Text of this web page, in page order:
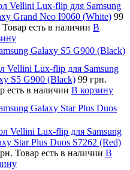
Vellini Lux-flip для Samsung
Grand Neo I9060 (White) 99
Товар есть в наличии В
Galaxy S5 G900 (Black)
Vellini Lux-flip для Samsung
S5 G900 (Black) 99 грн.
есть в наличии В корзину
Galaxy Star Plus Duos
Vellini Lux-flip для Samsung
Star Plus Duos S7262 (Red)
Товар есть в наличии В